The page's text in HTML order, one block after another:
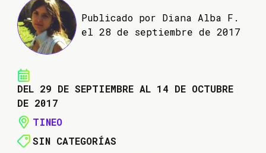
Publicado por Diana Alba F.
el 28 de septiembre de 2017
DEL 29 DE SEPTIEMBRE AL 14 DE OCTUBRE
DE 2017
TINEO
SIN CATEGORÍAS